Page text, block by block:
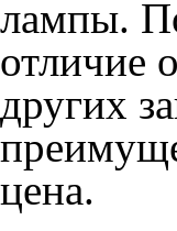
лампы.
отличие
других
цена.